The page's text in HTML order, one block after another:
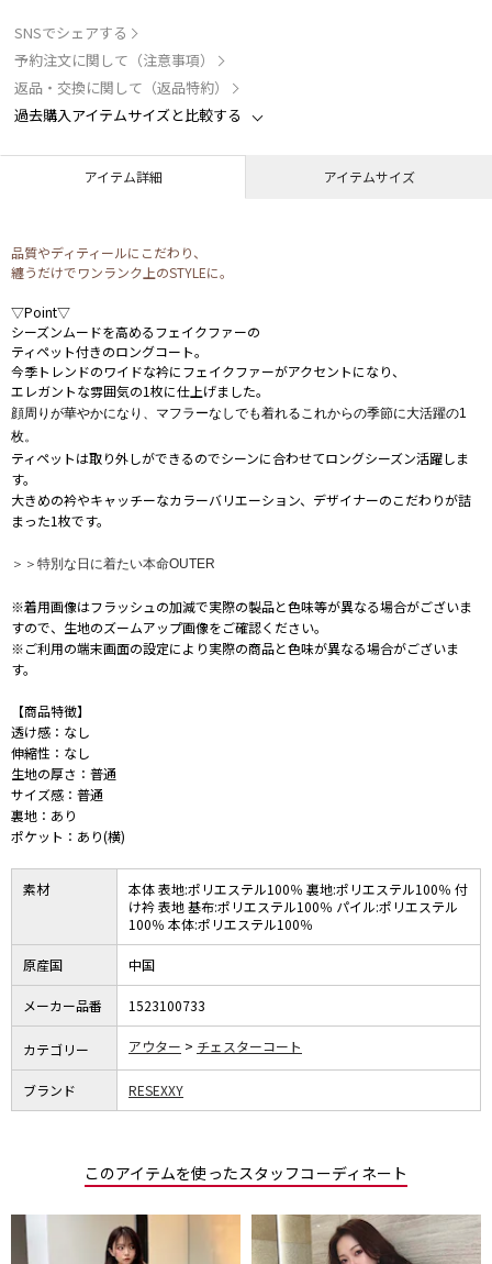
SNSでシェアする
予約注文に関して（注意事項）
返品・交換に関して（返品特約）
過去購入アイテムサイズと比較する
アイテム詳細 アイテムサイズ
品質やディティールにこだわり、
纏うだけでワンランク上のSTYLEに。
▽Point▽
シーズンムードを高めるフェイクファーの
ティペット付きのロングコート。
今季トレンドのワイドな衿にフェイクファーがアクセントになり、
エレガントな雰囲気の1枚に仕上げました。
顔周りが華やかになり、マフラーなしでも着れるこれからの季節に大活躍の1
枚。
ティペットは取り外しができるのでシーンに合わせてロングシーズン活躍しま
す。
大きめの衿やキャッチーなカラーバリエーション、デザイナーのこだわりが詰
まった1枚です。
＞＞特別な日に着たい本命OUTER
※着用画像はフラッシュの加減で実際の製品と色味等が異なる場合がございま
すので、生地のズームアップ画像をご確認ください。
※ご利用の端末画面の設定により実際の商品と色味が異なる場合がございま
す。
【商品特徴】
透け感：なし
伸縮性：なし
生地の厚さ：普通
サイズ感：普通
裏地：あり
ポケット：あり(横)
素材
本体 表地:ポリエステル100％ 裏地:ポリエステル100％ 付
け衿 表地 基布:ポリエステル100％ パイル:ポリエステル
100％ 本体:ポリエステル100％
原産国 中国
メーカー品番 1523100733
カテゴリー アウター チェスターコート
ブランド RESEXXY
このアイテムを使ったスタッフコーディネート